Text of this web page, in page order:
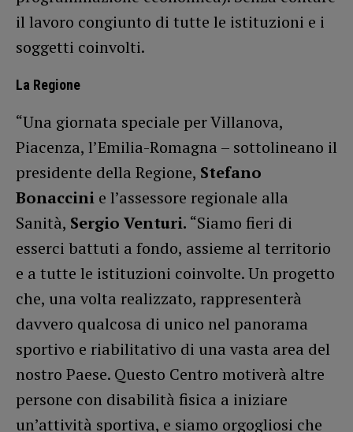
il lavoro congiunto di tutte le istituzioni e i
soggetti coinvolti.
La Regione
“Una giornata speciale per Villanova,
Piacenza, l’Emilia-Romagna – sottolineano il
presidente della Regione, Stefano
Bonaccini e l’assessore regionale alla
Sanità, Sergio Venturi. “Siamo fieri di
esserci battuti a fondo, assieme al territorio
e a tutte le istituzioni coinvolte. Un progetto
che, una volta realizzato, rappresenterà
davvero qualcosa di unico nel panorama
sportivo e riabilitativo di una vasta area del
nostro Paese. Questo Centro motiverà altre
persone con disabilità fisica a iniziare
un’attività sportiva, e siamo orgogliosi che